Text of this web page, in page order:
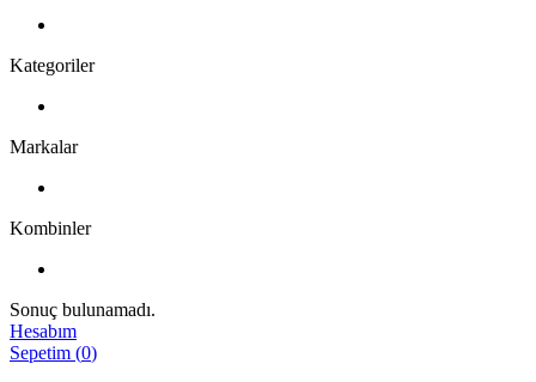
Kategoriler
Markalar
Kombinler
Sonuç bulunamadı.
Hesabım
Sepetim (0)